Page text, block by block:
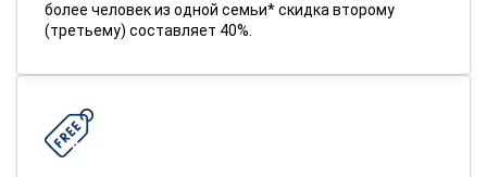
более человек из одной семьи* скидка второму
(третьему) составляет 40%.